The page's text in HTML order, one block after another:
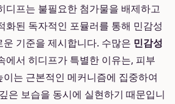
디프는 불필요한 첨가물을 배제하고
화된 독자적인 포뮬러를 통해 민감성
기준을 제시합니다. 수많은 민감성
에서 히디프가 특별한 이유는, 피부
는 근본적인 메커니즘에 집중하여
은 보습을 동시에 실현하기 때문입니